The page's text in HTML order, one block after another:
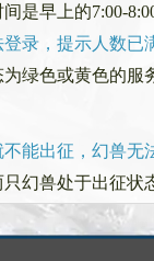
是早上的7:00-
录，提示人数已
绿色或黄色的
能出征，幻兽
幻兽处于出征